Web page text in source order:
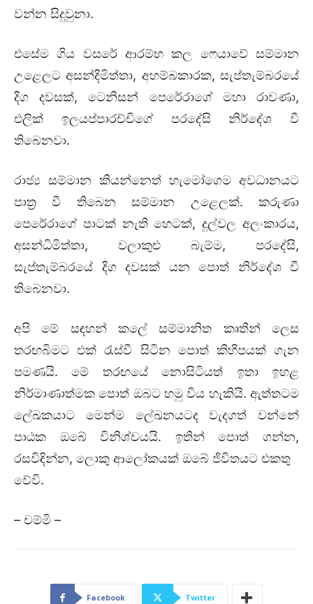
වන්න සිදුවුනා.
එසේම ගිය වසරේ ආරම්භ කල ෆෙයාවේ සම්මාන
උළෙලට අසන්දිමිත්තා, අහම්බකාරක, සැප්තැම්බරයේ
දිග දවසක්, ටෙනිසන් පෙරේරාගේ මහා රාවණා,
එලික් ඉලයප්පාරච්චිගේ පරදේසි නිර්දේශ වී
තිබෙනවා.
රාජ්‍ය සම්මාන කියන්නෙත් හැමෝගෙම අවධානයට
පාත්‍ර වී තිබෙන සම්මාන උළෙලක්. කරුණා
පෙරේරාගේ පාටක් නැති හෙටක්, දුල්වල අලංකාරය,
අසන්ධිමිත්තා, වලාකුළු බැම්ම, පරදේසි,
සැප්තැම්බරයේ දිග දවසක් යන පොත් නිර්දේශ වී
තිබෙනවා.
අපි මේ සඳහන් කලේ සම්මානිත කෘතීන් ලෙස
තරඟබිමට එක් රැස්වී සිටින පොත් කිහිපයක් ගැන
පමණයි. මේ තරඟයේ නොසිටියත් ඉතා ඉහළ
නිර්මාණාත්මකපොත් ඔබට හමු විය හැකියි. ඇත්තටම
ලේඛකයාට මෙන්ම ලේඛනයටද වැදගත් වන්නේ
පාඨක ඔබේ විනිශ්චයයි. ඉතින්පොත් ගන්න,
රසවිඳින්න, ලොකු ආලෝකයක් ඔබේ ජිවිතයට එකතු
වේවි.
– චම්මි –
Facebook Twitter